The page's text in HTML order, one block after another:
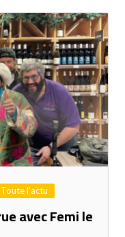
Toute l'actu
avec Femi le